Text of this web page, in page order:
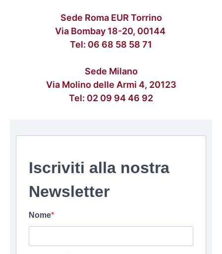
Sede Roma EUR Torrino
Via Bombay 18-20, 00144
Tel: 06 68 58 58 71
Sede Milano
Via Molino delle Armi 4, 20123
Tel: 02 09 94 46 92
Iscriviti alla nostra
Newsletter
Nome